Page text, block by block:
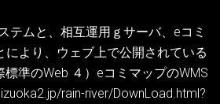
テムと、相互運用ｇサーバ、eコミ
により、ウェブ上で公開されている
準のWeb ４）eコミマップのWMS
rain-river/DownLoad.html?